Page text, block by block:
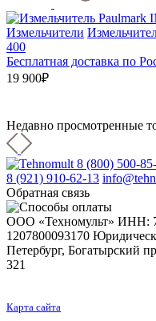
Измельчители
400
Бесплатная доставка по
19 900₽
Недавно просмотренные
8 (800) 500-
8 (921) 910-62-13
Обратная связь
ООО «Техномульт» ИНН:
1207800093170
Петербург, Богатырский
321
Карта сайта